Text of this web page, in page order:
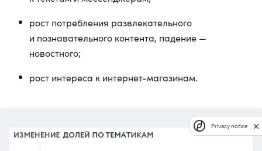
рост потребления развлекательного
и познавательного контента, падение —
новостного;
рост интереса к интернет-магазинам.
Privacy notice